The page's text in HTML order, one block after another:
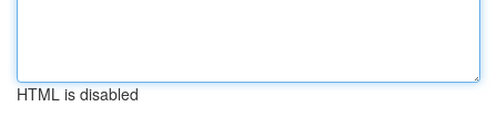
HTML is disabled